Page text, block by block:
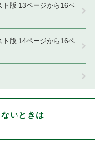
ト版 13ページから16ペ
ト版 14ページから16ペ
いときは